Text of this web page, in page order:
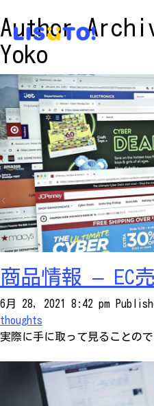
Author
Yoko
商品情報 – EC
6月 28, 2021 8:42 pm
thoughts
実際に手に取って見ることの